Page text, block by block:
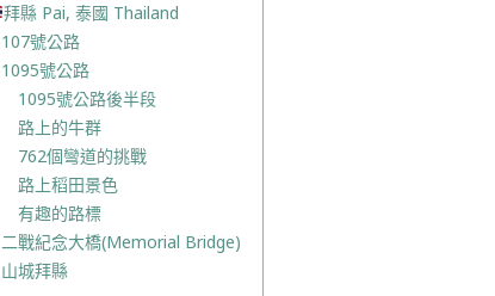
拜縣 Pai, 泰國 Thailand
107號公路
1095號公路
1095號公路後半段
路上的牛群
762個彎道的挑戰
路上稻田景色
有趣的路標
二戰紀念大橋(Memorial Bridge)
山城拜縣